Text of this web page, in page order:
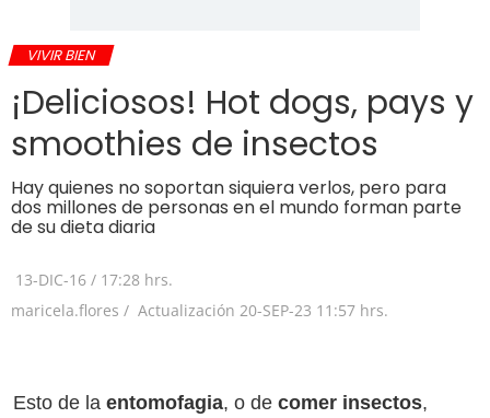
VIVIR BIEN
¡Deliciosos! Hot dogs, pays y
smoothies de insectos
Hay quienes no soportan siquiera verlos, pero para
dos millones de personas en el mundo forman parte
de su dieta diaria
13-DIC-16 / 17:28 hrs.
maricela.flores / Actualización 20-SEP-23 11:57 hrs.
Esto de la entomofagia, o de comer insectos,